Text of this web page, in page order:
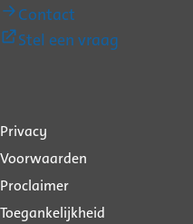
Contact
Stel een vraag
Over
deze
website
Privacy
Voorwaarden
Proclaimer
Toegankelijkheid